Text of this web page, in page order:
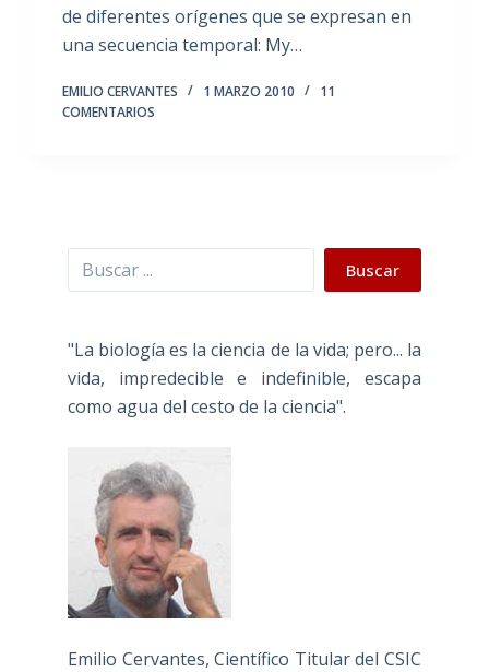
de diferentes orígenes que se expresan en
una secuencia temporal: My…
EMILIO CERVANTES 1 MARZO 2010
11
COMENTARIOS
Buscar Buscar
"La biología es la ciencia de la vida; pero... la
vida, impredecible e indefinible, escapa
como agua del cesto de la ciencia".
Emilio Cervantes, Científico Titular del CSIC